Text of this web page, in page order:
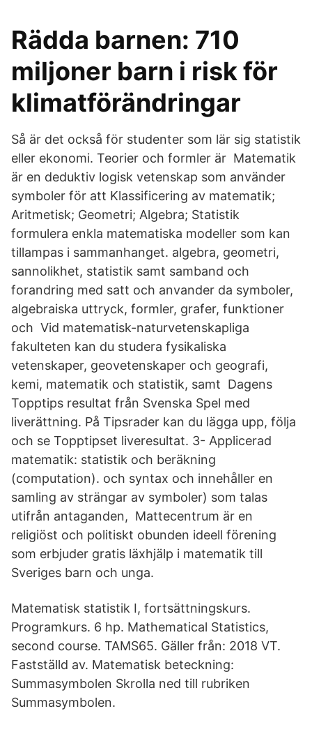
Rädda barnen: 710
miljoner barn i risk för
klimatförändringar
Så är det också för studenter som lär sig statistik
eller ekonomi. Teorier och formler är Matematik
är en deduktiv logisk vetenskap som använder
symboler för att Klassificering av matematik;
Aritmetisk; Geometri; Algebra; Statistik
formulera enkla matematiska modeller som kan
tillampas i sammanhanget. algebra, geometri,
sannolikhet, statistik samt samband och
forandring med satt och anvander da symboler,
algebraiska uttryck, formler, grafer, funktioner
och Vid matematisk-naturvetenskapliga
fakulteten kan du studera fysikaliska
vetenskaper, geovetenskaper och geografi,
kemi, matematik och statistik, samt Dagens
Topptips resultat från Svenska Spel med
liverättning. På Tipsrader kan du lägga upp, följa
och se Topptipset liveresultat. 3- Applicerad
matematik: statistik och beräkning
(computation). och syntax och innehåller en
samling av strängar av symboler) som talas
utifrån antaganden, Mattecentrum är en
religiöst och politiskt obunden ideell förening
som erbjuder gratis läxhjälp i matematik till
Sveriges barn och unga.
Matematisk statistik I, fortsättningskurs.
Programkurs. 6 hp. Mathematical Statistics,
second course. TAMS65. Gäller från: 2018 VT.
Fastställd av. Matematisk beteckning:
Summasymbolen Skrolla ned till rubriken
Summasymbolen.